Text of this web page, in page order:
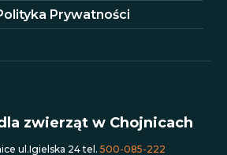
Prywatności
zwierząt w Chojnicach
ul.Igielska 24 tel. 500-085-222